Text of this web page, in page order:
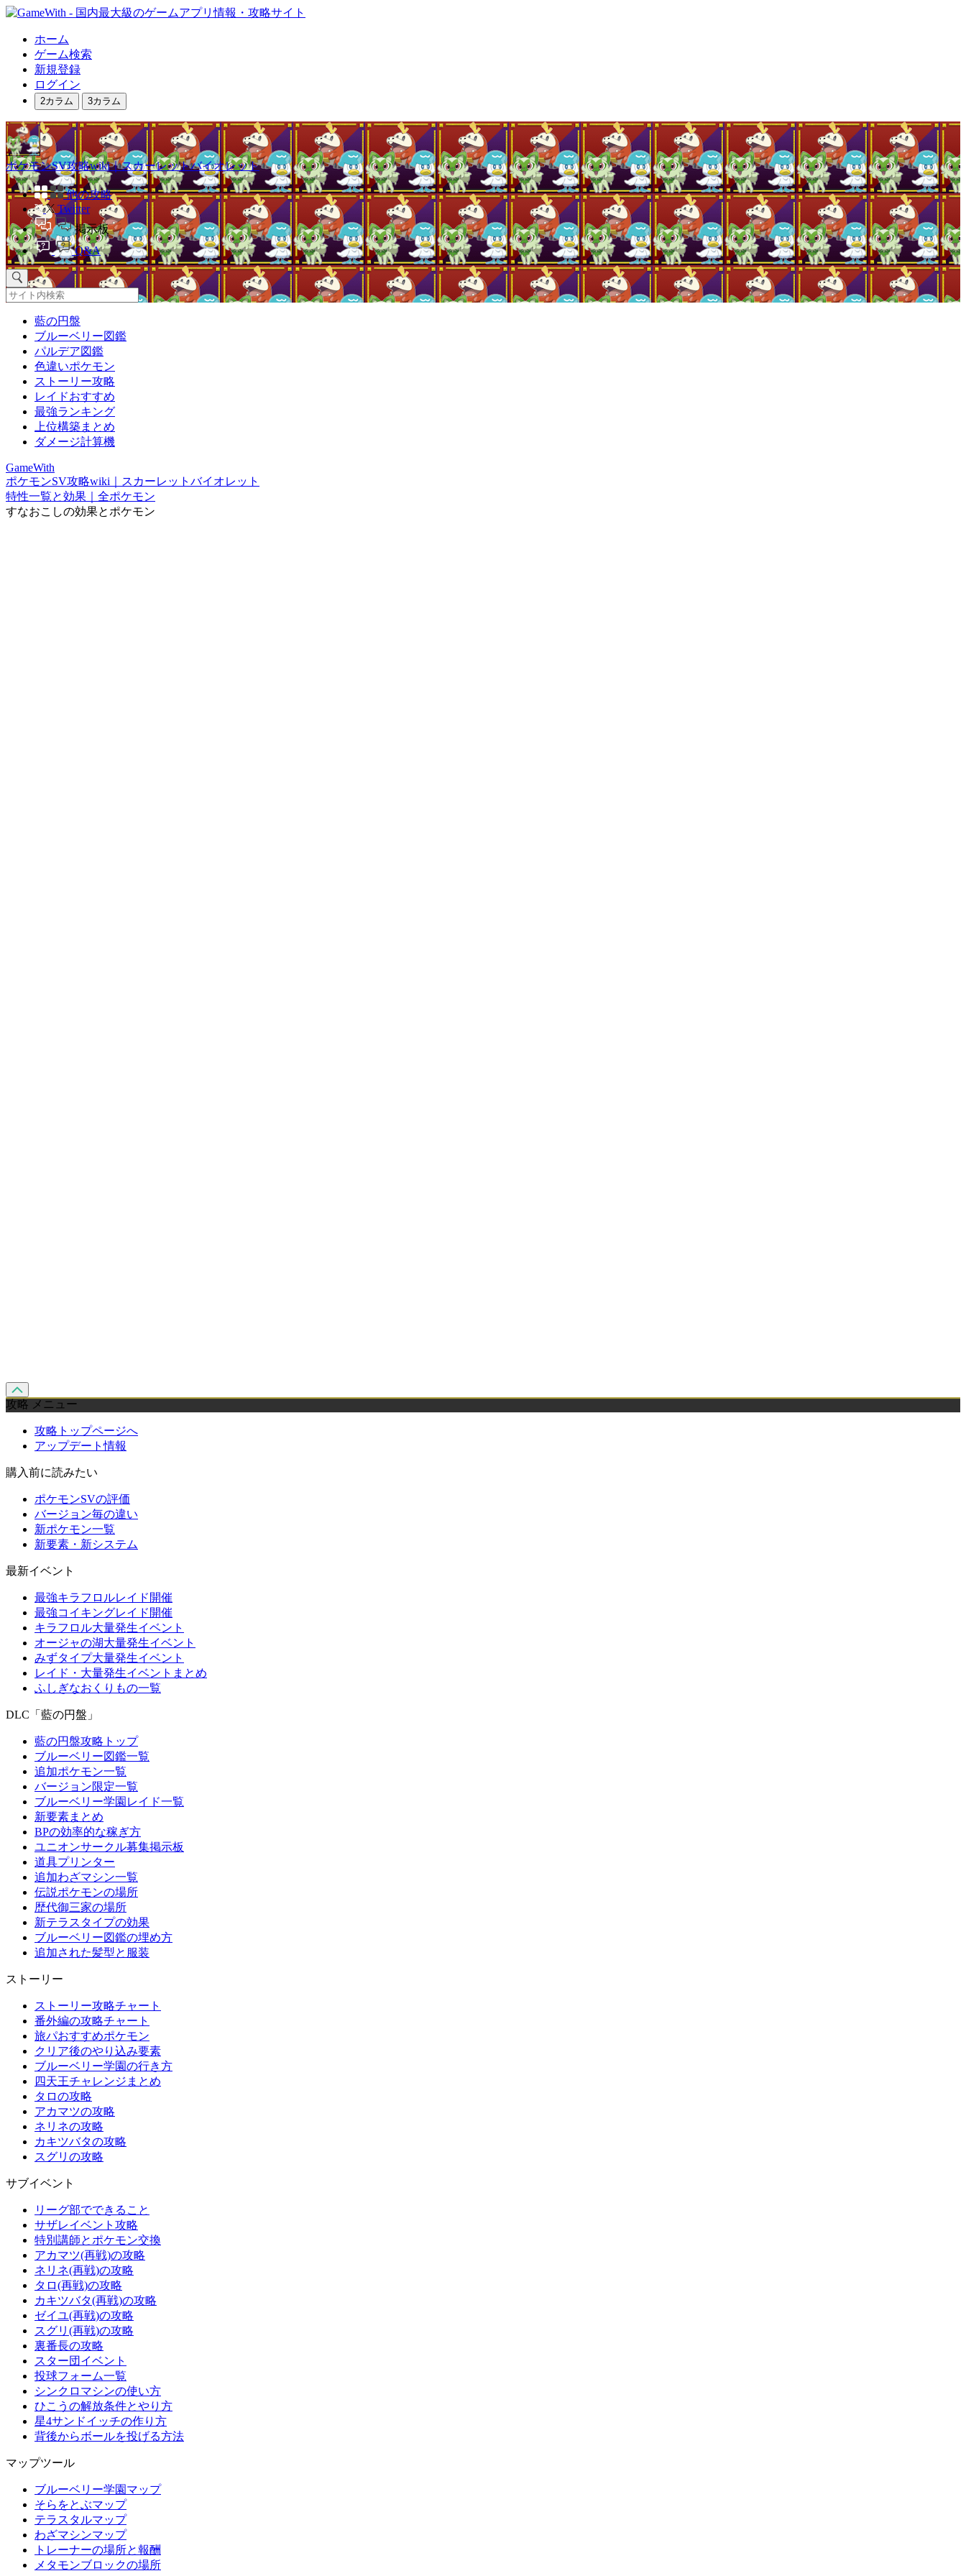
ホーム
ゲーム検索
新規登録
ログイン
2カラム 3カラム
ポケモンSV攻略wiki｜スカーレットバイオレット
他の攻略
Twitter
掲示板
Q&A
藍の円盤
ブルーベリー図鑑
パルデア図鑑
色違いポケモン
ストーリー攻略
レイドおすすめ
最強ランキング
上位構築まとめ
ダメージ計算機
GameWith
ポケモンSV攻略wiki｜スカーレットバイオレット
特性一覧と効果｜全ポケモン
すなおこしの効果とポケモン
攻略 メニュー
攻略トップページへ
アップデート情報
購入前に読みたい
ポケモンSVの評価
バージョン毎の違い
新ポケモン一覧
新要素・新システム
最新イベント
最強キラフロルレイド開催
最強コイキングレイド開催
キラフロル大量発生イベント
オージャの湖大量発生イベント
みずタイプ大量発生イベント
レイド・大量発生イベントまとめ
ふしぎなおくりもの一覧
DLC「藍の円盤」
藍の円盤攻略トップ
ブルーベリー図鑑一覧
追加ポケモン一覧
バージョン限定一覧
ブルーベリー学園レイド一覧
新要素まとめ
BPの効率的な稼ぎ方
ユニオンサークル募集掲示板
道具プリンター
追加わざマシン一覧
伝説ポケモンの場所
歴代御三家の場所
新テラスタイプの効果
ブルーベリー図鑑の埋め方
追加された髪型と服装
ストーリー
ストーリー攻略チャート
番外編の攻略チャート
旅パおすすめポケモン
クリア後のやり込み要素
ブルーベリー学園の行き方
四天王チャレンジまとめ
タロの攻略
アカマツの攻略
ネリネの攻略
カキツバタの攻略
スグリの攻略
サブイベント
リーグ部でできること
サザレイベント攻略
特別講師とポケモン交換
アカマツ(再戦)の攻略
ネリネ(再戦)の攻略
タロ(再戦)の攻略
カキツバタ(再戦)の攻略
ゼイユ(再戦)の攻略
スグリ(再戦)の攻略
裏番長の攻略
スター団イベント
投球フォーム一覧
シンクロマシンの使い方
ひこうの解放条件とやり方
星4サンドイッチの作り方
背後からボールを投げる方法
マップツール
ブルーベリー学園マップ
そらをとぶマップ
テラスタルマップ
わざマシンマップ
トレーナーの場所と報酬
メタモンブロックの場所